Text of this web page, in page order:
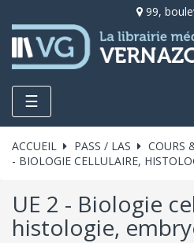
99,
Toggle
navigation
☰
ACCUEIL PASS / LAS COURS
- BIOLOGIE CELLULAIRE,
UE 2 - Biologie
histologie,